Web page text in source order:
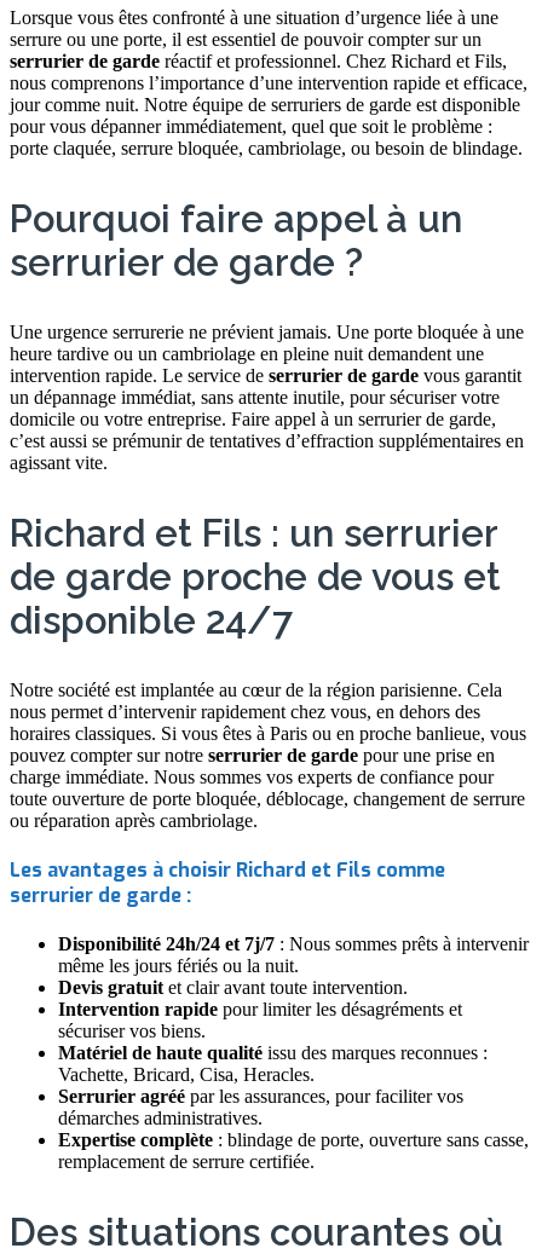
Lorsque vous êtes confronté à une situation d’urgence liée à une
serrure ou une porte, il est essentiel de pouvoir compter sur un
serrurier de garde réactif et professionnel. Chez Richard et Fils,
nous comprenons l’importance d’une intervention rapide et efficace,
jour comme nuit. Notre équipe de serruriers de garde est disponible
pour vous dépanner immédiatement, quel que soit le problème :
porte claquée, serrure bloquée, cambriolage, ou besoin de blindage.
Pourquoi faire appel à un
serrurier de garde ?
Une urgence serrurerie ne prévient jamais. Une porte bloquée à une
heure tardive ou un cambriolage en pleine nuit demandent une
intervention rapide. Le service de serrurier de garde vous garantit
un dépannage immédiat, sans attente inutile, pour sécuriser votre
domicile ou votre entreprise. Faire appel à un serrurier de garde,
c’est aussi se prémunir de tentatives d’effraction supplémentaires en
agissant vite.
Richard et Fils : un serrurier
de garde proche de vous et
disponible 24/7
Notre société est implantée au cœur de la région parisienne. Cela
nous permet d’intervenir rapidement chez vous, en dehors des
horaires classiques. Si vous êtes à Paris ou en proche banlieue, vous
pouvez compter sur notre serrurier de garde pour une prise en
charge immédiate. Nous sommes vos experts de confiance pour
toute ouverture de porte bloquée, déblocage, changement de serrure
ou réparation après cambriolage.
Les avantages à choisir Richard et Fils comme
serrurier de garde :
Disponibilité 24h/24 et 7j/7 : Nous sommes prêts à intervenir
même les jours fériés ou la nuit.
Devis gratuitet clair avant toute intervention.
Intervention rapide pour limiter les désagréments et
sécuriser vos biens.
Matériel de haute qualité issu des marques reconnues :
Vachette, Bricard, Cisa, Heracles.
Serrurier agréé par les assurances, pour faciliter vos
démarches administratives.
Expertise complète : blindage de porte, ouverture sans casse,
remplacement de serrure certifiée.
Des situations courantes où